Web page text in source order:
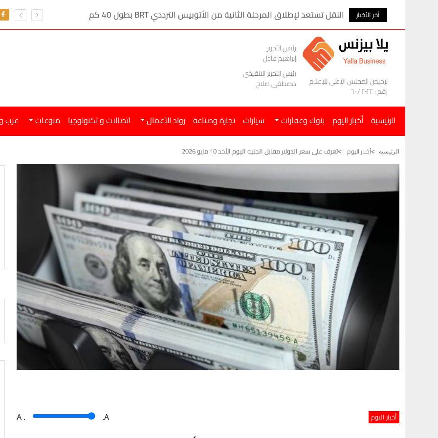
آخر الأخبار النقل تستعد لإطلاق المرحلة الثانية من الأتوبيس الترددي BRT بطول 40 كم المنصور
ترخيص المجلس الأعلى للإعلام
رقم : ٢٠٢٢ / ٦٠
رئيس التحرير
إبراهيم عادل
رئيس التحرير التنفيذى
مصطفى صلاح
الرئيسية أخبار اليوم بنوك وعقارات سيارات تجارة وصناعة رواد الأعمال اتصالات و تكنولوجيا منوعات عرب
الرئيسيه أخبار اليوم تعرف على سعر الدولار مقابل الجنيه اليوم الأحد 10 مايو 2026
أخبار اليوم A . .A